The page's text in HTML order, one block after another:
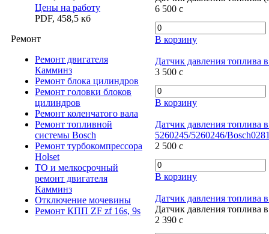
Цены на работу
PDF, 458,5 кб
Ремонт
Ремонт двигателя
Камминз
Ремонт блока цилиндров
Ремонт головки блоков
цилиндров
Ремонт коленчатого вала
Ремонт топливной
системы Bosch
Ремонт турбокомпрессора
Holset
ТО и мелкосрочный
ремонт двигателя
Камминз
Отключение мочевины
Ремонт КПП ZF zf 16s, 9s
6 500 c
В корзину
Датчик давления топлива
3 500 c
В корзину
Датчик давления топлива
5260245/5260246/
2 500 c
В корзину
Датчик давления топлива
Датчик давления топлива
2 390 c